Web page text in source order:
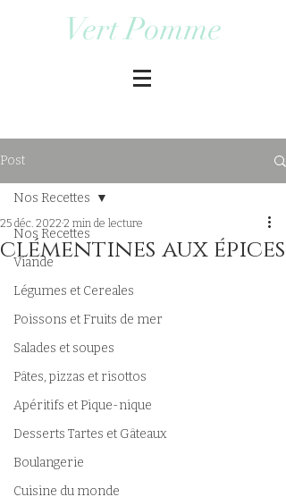
Vert Pomme
Post
Nos Recettes
Viande
Légumes et Cereales
Poissons et Fruits de mer
Salades et soupes
Pâtes, pizzas et risottos
Apéritifs et Pique-nique
Desserts Tartes et Gâteaux
Boulangerie
Cuisine du monde
Nos Recettes
clémentines aux épices
25 déc. 2022 2 min de lecture